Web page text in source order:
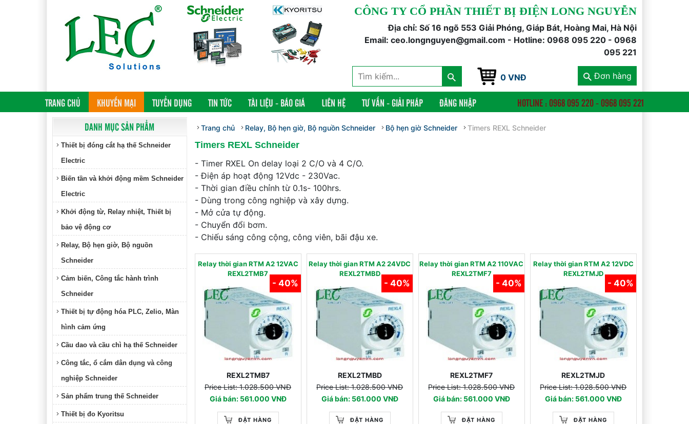
CÔNG TY CỔ PHẦN THIẾT BỊ ĐIỆN LONG NGUYỄN
Địa chỉ: Số 16 ngõ 553 Giải Phóng, Giáp Bát, Hoàng Mai, Hà Nội
Email: ceo.longnguyen@gmail.com - Hotline: 0968 095 220 - 0968
095 221
0 VNĐ Đơn hàng
TRANG CHỦ (CURRENT)
KHUYẾN MẠI TUYỂN DỤNG TIN TỨC TÀI LIỆU - BÁO GIÁ LIÊN HỆ TƯ VẤN - GIẢI PHÁP ĐĂNG NHẬP
HOTLINE : 0968 095 220 - 0968 095 221
DANH MỤC SẢN PHẨM
Thiết bị đóng cắt hạ thế Schneider
Electric
Biến tần và khởi động mềm Schneider
Electric
Khởi động từ, Relay nhiệt, Thiết bị
bảo vệ động cơ
Relay, Bộ hẹn giờ, Bộ nguồn
Schneider
Cảm biến, Công tắc hành trình
Schneider
Thiết bị tự động hóa PLC, Zelio, Màn
hình cảm ứng
Cầu dao và cầu chì hạ thế Schneider
Công tắc, ổ cắm dân dụng và công
nghiệp Schneider
Sản phẩm trung thế Schneider
Thiết bị đo Kyoritsu
Trang chủ Relay, Bộ hẹn giờ, Bộ nguồn Schneider Bộ hẹn giờ Schneider Timers REXL Schneider
Timers REXL Schneider
- Timer RXEL On delay loại 2 C/O và 4 C/O.
- Điện áp hoạt động 12Vdc - 230Vac.
- Thời gian điều chỉnh từ 0.1s- 100hrs.
- Dùng trong công nghiệp và xây dựng.
- Mở cửa tự động.
- Chuyển đổi bơm.
- Chiếu sáng công cộng, công viên, bãi đậu xe.
Relay thời gian RTM A2 12VAC
REXL2TMB7
REXL2TMB7
Price List: 1.028.500 VNĐ
Giá bán: 561.000 VNĐ
ĐẶT HÀNG
- 40%
Relay thời gian RTM A2 24VDC
REXL2TMBD
REXL2TMBD
Price List: 1.028.500 VNĐ
Giá bán: 561.000 VNĐ
ĐẶT HÀNG
- 40%
Relay thời gian RTM A2 110VAC
REXL2TMF7
REXL2TMF7
Price List: 1.028.500 VNĐ
Giá bán: 561.000 VNĐ
ĐẶT HÀNG
- 40%
Relay thời gian RTM A2 12VDC
REXL2TMJD
REXL2TMJD
Price List: 1.028.500 VNĐ
Giá bán: 561.000 VNĐ
ĐẶT HÀNG
- 40%